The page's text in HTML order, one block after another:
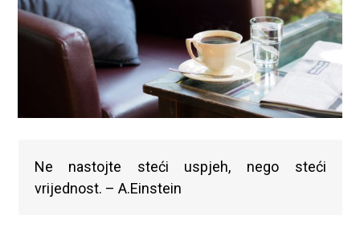
Ne nastojte steći uspjeh, nego steći
vrijednost. – A.Einstein